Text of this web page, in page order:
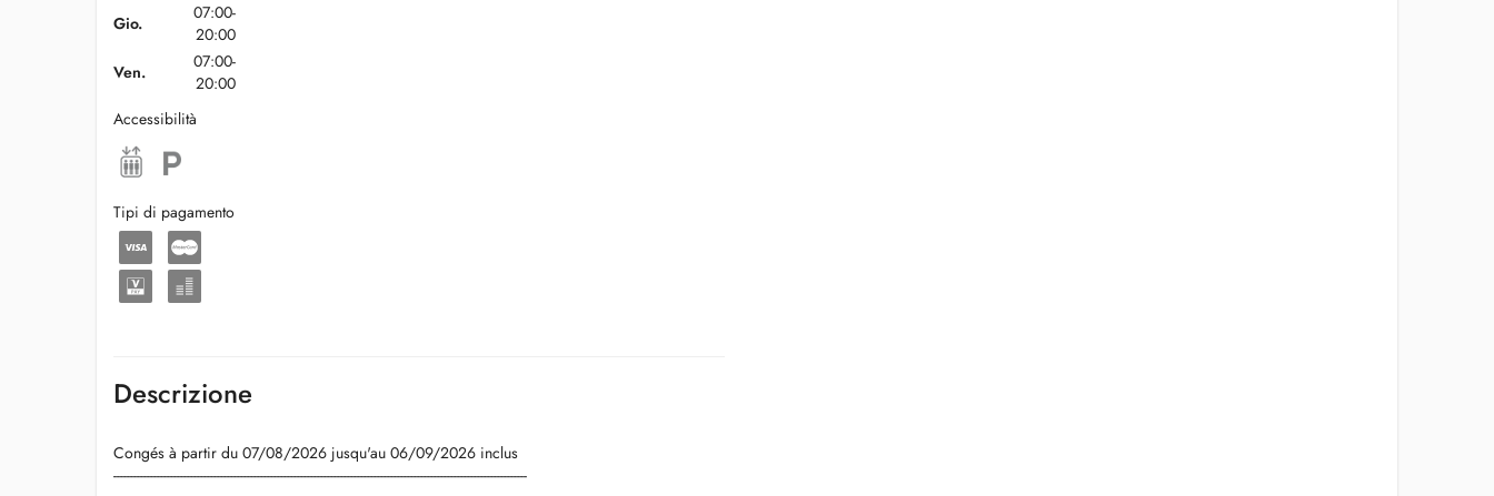
Gio.
07:00-
20:00
Ven.
07:00-
20:00
Accessibilità
Tipi di pagamento
Descrizione
Congés à partir du 07/08/2026 jusqu'au 06/09/2026 inclus
----------------------------------------------------------------------------------------------------------------------------